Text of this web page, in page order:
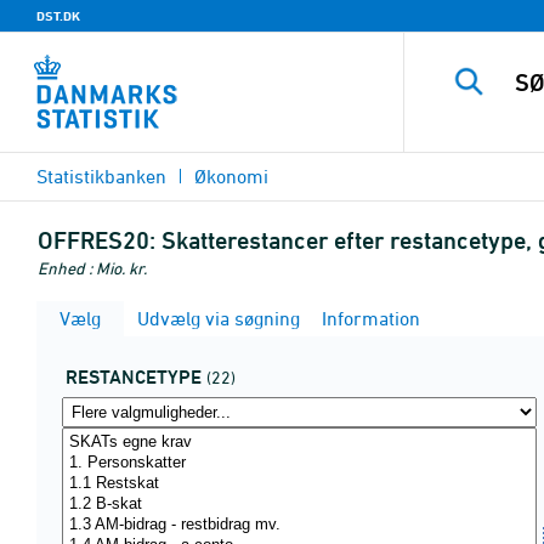
DST.DK
Statistikbanken Økonomi
OFFRES20: Skatterestancer efter
Enhed : Mio. kr.
Vælg Udvælg via søgning Information
RESTANCETYPE (22)